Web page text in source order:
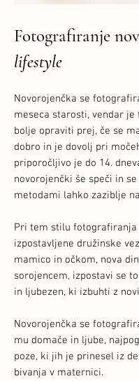
Fotografiranje
lifestyle
Novorojenčka se
meseca starosti, vendar
bolje opraviti prej, če se
dobro in je dovolj pri
priporočljivo je do 14.
novorojenčki še speči in
metodami lahko zaziblje
Pri tem stilu fotografiranja
izpostavljene družinske
mamico in očkom, nova
sorojencem, izpostavi se
in ljubezen, ki izbuhti z
Novorojenčka se
mu domače in ljube,
poze, ki jih je prinesel iz
bivanja v maternici.